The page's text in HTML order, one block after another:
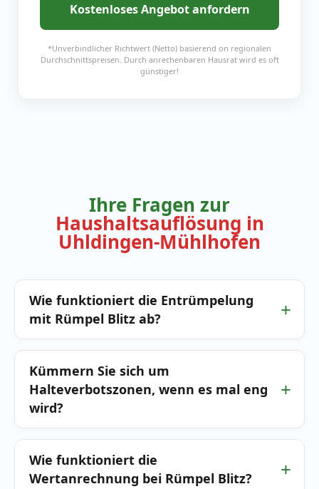
Kostenloses Angebot anfordern
*Unverbindlicher Richtwert (Netto) basierend on regionalen
Durchschnittspreisen. Durch anrechenbaren Hausrat wird es oft
günstiger!
Ihre Fragen zur
Haushaltsauflösung in
Uhldingen-Mühlhofen
Wie funktioniert die Entrümpelung
mit Rümpel Blitz ab?
Kümmern Sie sich um
Halteverbotszonen, wenn es mal eng
wird?
Wie funktioniert die
Wertanrechnung bei Rümpel Blitz?